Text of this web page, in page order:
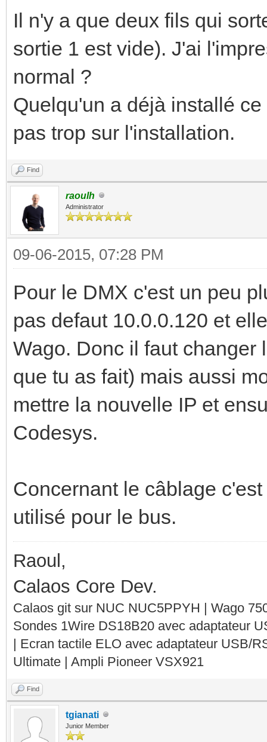
Il n'y a que deux fils qui
sortie 1 est vide). J'ai
normal ?
Quelqu'un a déjà installé
pas trop sur l'installation.
Find
raoulh
Administrator
09-06-2015, 07:28 PM
Pour le DMX c'est un peu
pas defaut 10.0.0.120 et
Wago. Donc il faut changer
que tu as fait) mais aussi
mettre la nouvelle IP et
Codesys.
Concernant le câblage
utilisé pour le bus.
Raoul,
Calaos Core Dev.
Calaos git sur NUC NUC5PPYH | Wago
Sondes 1Wire DS18B20 avec adaptateur
| Ecran tactile ELO avec adaptateur USB/
Ultimate | Ampli Pioneer VSX921
Find
tgianati
Junior Member